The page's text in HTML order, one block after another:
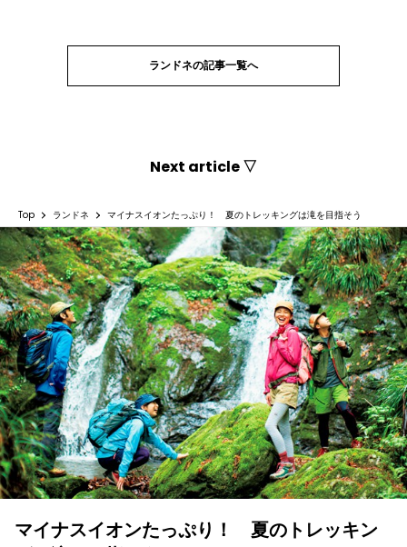
ランドネの記事一覧へ
Next article ▽
Top ランドネ マイナスイオンたっぷり！ 夏のトレッキングは滝を目指そう
マイナスイオンたっぷり！ 夏のトレッキン